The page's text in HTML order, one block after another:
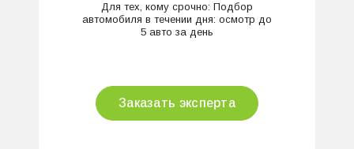
Для тех, кому срочно: Подбор
автомобиля в течении дня: осмотр до
5 авто за день
Заказать эксперта